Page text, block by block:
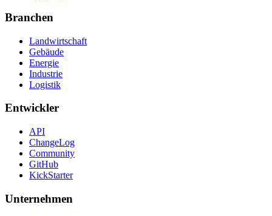
Branchen
Landwirtschaft
Gebäude
Energie
Industrie
Logistik
Entwickler
API
ChangeLog
Community
GitHub
KickStarter
Unternehmen